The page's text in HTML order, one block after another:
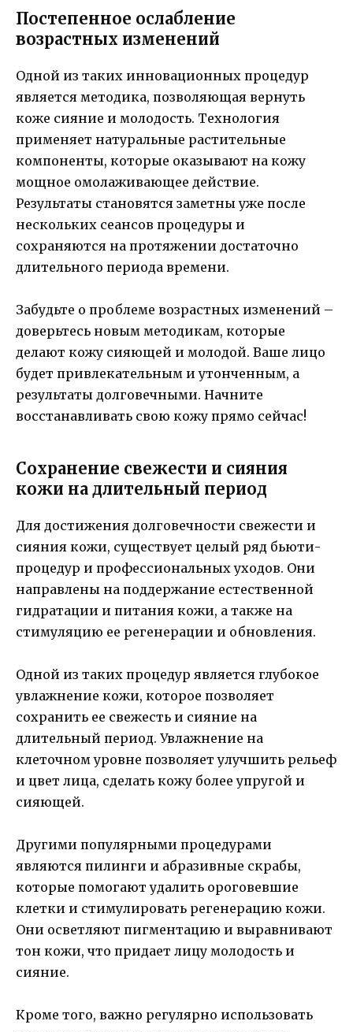
Постепенное ослабление
возрастных изменений
Одной из таких инновационных процедур
является методика, позволяющая вернуть
коже сияние и молодость. Технология
применяет натуральные растительные
компоненты, которые оказывают на кожу
мощное омолаживающее действие.
Результаты становятся заметны уже после
нескольких сеансов процедуры и
сохраняются на протяжении достаточно
длительного периода времени.
Забудьте о проблеме возрастных изменений –
доверьтесь новым методикам, которые
делают кожу сияющей и молодой. Ваше лицо
будет привлекательным и утонченным, а
результаты долговечными. Начните
восстанавливать свою кожу прямо сейчас!
Сохранение свежести и сияния
кожи на длительный период
Для достижения долговечности свежести и
сияния кожи, существует целый ряд бьюти-
процедур и профессиональных уходов. Они
направлены на поддержание естественной
гидратации и питания кожи, а также на
стимуляцию ее регенерации и обновления.
Одной из таких процедур является глубокое
увлажнение кожи, которое позволяет
сохранить ее свежесть и сияние на
длительный период. Увлажнение на
клеточном уровне позволяет улучшить рельеф
и цвет лица, сделать кожу более упругой и
сияющей.
Другими популярными процедурами
являются пилинги и абразивные скрабы,
которые помогают удалить ороговевшие
клетки и стимулировать регенерацию кожи.
Они осветляют пигментацию и выравнивают
тон кожи, что придает лицу молодость и
сияние.
Кроме того, важно регулярно использовать